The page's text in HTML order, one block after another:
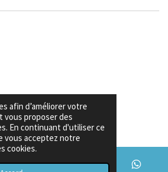
afin d’améliorer votre
proposer des
En continuant d'utiliser ce
vous acceptez notre
cookies.
& Conditions
voiture algerie